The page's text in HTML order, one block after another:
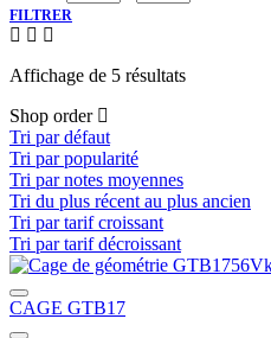
FILTRER
Affichage de 5 résultats
Shop order
Tri par défaut
Tri par popularité
Tri par notes moyennes
Tri du plus récent au plus ancien
Tri par tarif croissant
Tri par tarif décroissant
CAGE GTB17